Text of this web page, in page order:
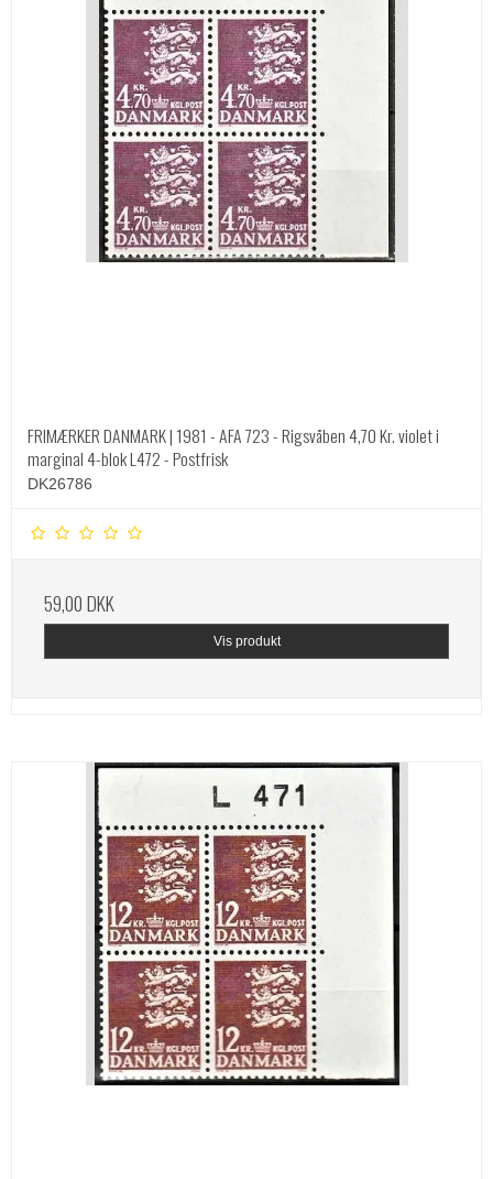
FRIMÆRKER DANMARK | 1981 - AFA 723 - Rigsvåben 4,70 Kr. violet i
marginal 4-blok L472 - Postfrisk
DK26786
59,00 DKK
Vis produkt